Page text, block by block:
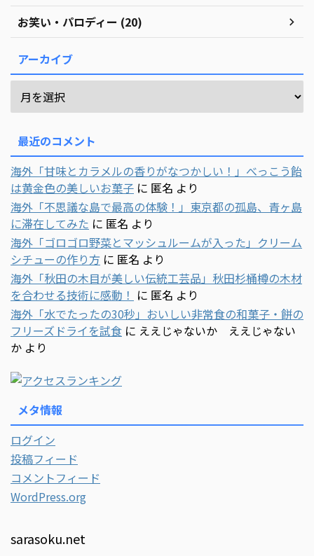
お笑い・パロディー (20)
アーカイブ
最近のコメント
海外「甘味とカラメルの香りがなつかしい！」べっこう飴
は黄金色の美しいお菓子 に 匿名 より
海外「不思議な島で最高の体験！」東京都の孤島、青ヶ島
に滞在してみた に 匿名 より
海外「ゴロゴロ野菜とマッシュルームが入った」クリーム
シチューの作り方 に 匿名 より
海外「秋田の木目が美しい伝統工芸品」秋田杉桶樽の木材
を合わせる技術に感動！ に 匿名 より
海外「水でたったの30秒」おいしい非常食の和菓子・餅の
フリーズドライを試食 に ええじゃないか ええじゃない
か より
メタ情報
ログイン
投稿フィード
コメントフィード
WordPress.org
sarasoku.net